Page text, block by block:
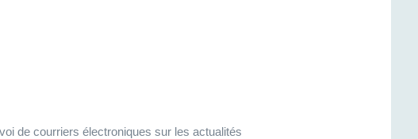
de courriers électroniques sur les actualités